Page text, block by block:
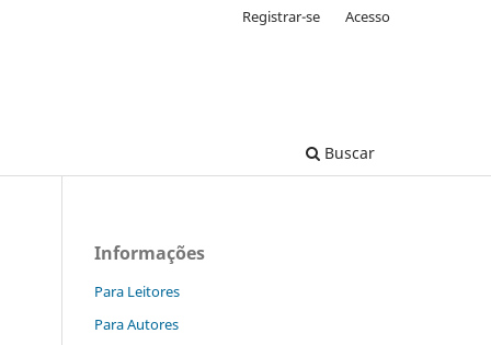
Buscar
Registrar-se Acesso
Informações
Para Leitores
Para Autores